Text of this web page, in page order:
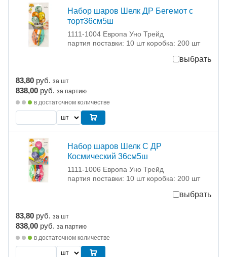
Набор шаров Шелк ДР Бегемот с
торт36см5ш
1111-1004 Европа Уно Трейд
партия поставки: 10 шт коробка: 200 шт
выбрать
83,80 руб. за шт
838,00 руб. за партию
в достаточном количестве
Набор шаров Шелк С ДР
Космический 36см5ш
1111-1006 Европа Уно Трейд
партия поставки: 10 шт коробка: 200 шт
выбрать
83,80 руб. за шт
838,00 руб. за партию
в достаточном количестве